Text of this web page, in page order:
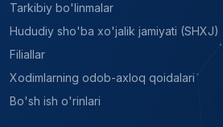
Tarkibiy bo'linmalar
Hududiy sho'ba xo'jalik jamiyati (SHXJ)
Filiallar
Xodimlarning odob-axloq qoidalari
Bo'sh ish o'rinlari